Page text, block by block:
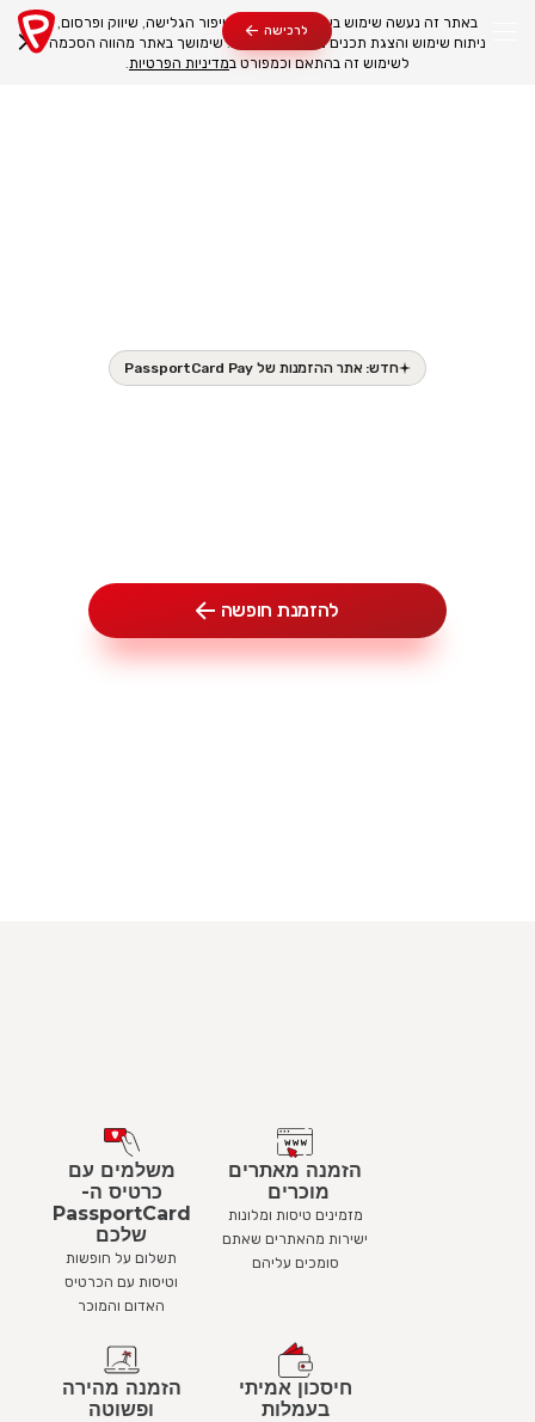
באתר זה נעשה שימוש בעוגיות בין היתר לשיפור הגלישה, שיווק ופרסום,
ניתוח שימוש והצגת תכנים מותאמים אישית. שימושך באתר מהווה הסכמה
לשימוש זה בהתאם וכמפורט במדיניות הפרטיות.
לרכישה
חדש: אתר ההזמנות של PassportCard Pay
להזמנת חופשה
הזמנה מאתרים
מוכרים ​
מזמינים טיסות ומלונות
ישירות מהאתרים שאתם
סומכים עליהם
משלמים עם
כרטיס ה-
PassportCard
שלכם
תשלום על חופשות
וטיסות עם הכרטיס
האדום והמוכר
חיסכון אמיתי
בעמלות
הזמנה מהירה
ופשוטה